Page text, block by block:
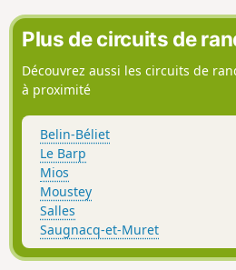
Plus de circuits de
Découvrez aussi les circuits de
à proximité
Belin-Béliet
Le Barp
Mios
Moustey
Salles
Saugnacq-et-Muret